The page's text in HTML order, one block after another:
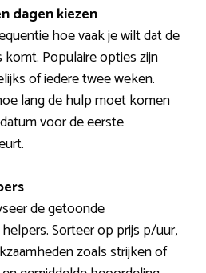
dagen kiezen
hoe vaak je wilt dat de
Populaire opties zijn
of iedere twee weken.
lang de hulp moet komen
voor de eerste
de getoonde
Sorteer op prijs p/uur,
zoals strijken of